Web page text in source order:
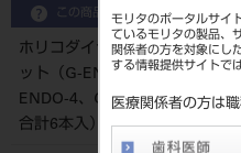
モリタのポータルサイ
ているモリタの製品、
関係者の方を対象にし
する情報提供サイトで
医療関係者の方は
この商品に関するお問い合わせ
ホリコダイヤFG GUARANT・
ット（G-ENDO-1、G-ENDO-2
ENDO-4、G-ENDO-5、G-
合計6本入）